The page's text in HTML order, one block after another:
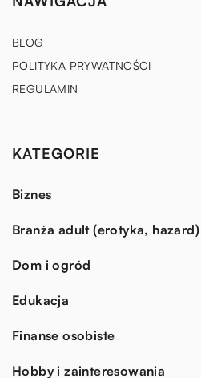
BLOG
POLITYKA PRYWATNOŚCI
REGULAMIN
KATEGORIE
Biznes
Branża adult (erotyka, hazard)
Dom i ogród
Edukacja
Finanse osobiste
Hobby i zainteresowania